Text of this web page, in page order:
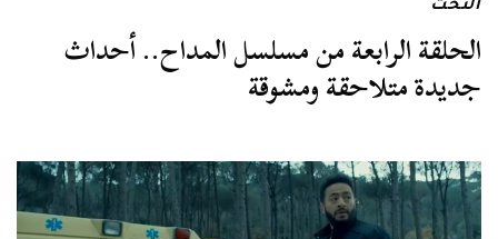
التخت
الحلقة الرابعة من مسلسل المداح.. أحداث
جديدة متلاحقة ومشوقة